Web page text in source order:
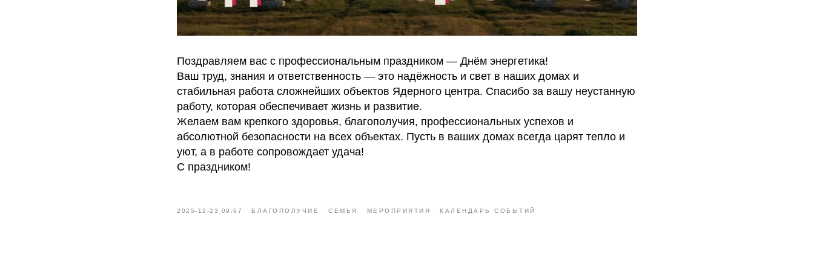
Поздравляем вас с профессиональным праздником — Днём энергетика!
Ваш труд, знания и ответственность — это надёжность и свет в наших домах и
стабильная работа сложнейших объектов Ядерного центра. Спасибо за вашу неустанную
работу, которая обеспечивает жизнь и развитие.
Желаем вам крепкого здоровья, благополучия, профессиональных успехов и
абсолютной безопасности на всех объектах. Пусть в ваших домах всегда царят тепло и
уют, а в работе сопровождает удача!
С праздником!
2025-12-23 09:07 БЛАГОПОЛУЧИЕ СЕМЬЯ МЕРОПРИЯТИЯ КАЛЕНДАРЬ СОБЫТИЙ